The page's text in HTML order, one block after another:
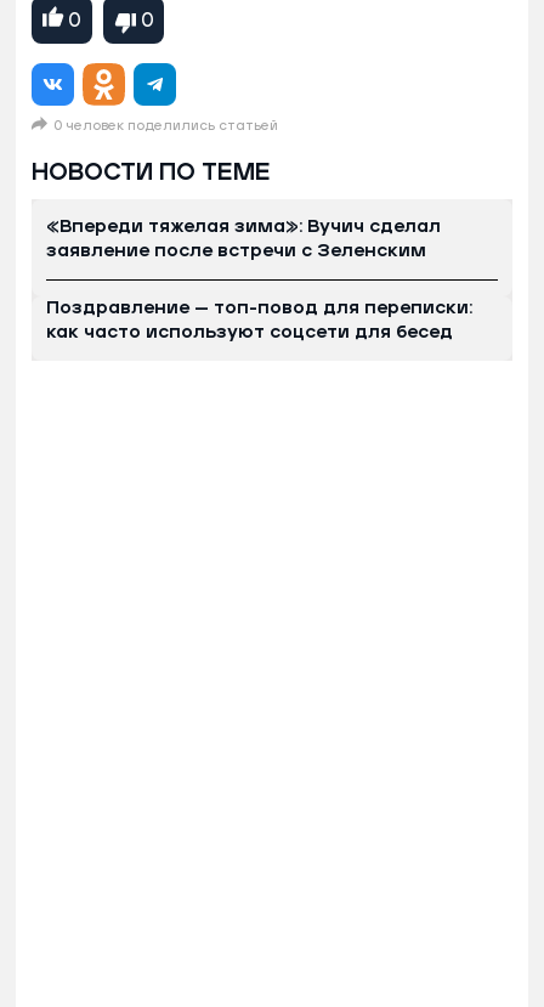
0 0
0 человек поделились статьей
НОВОСТИ ПО ТЕМЕ
«Впереди тяжелая зима»: Вучич сделал
заявление после встречи с Зеленским
Поздравление — топ-повод для переписки:
как часто используют соцсети для бесед